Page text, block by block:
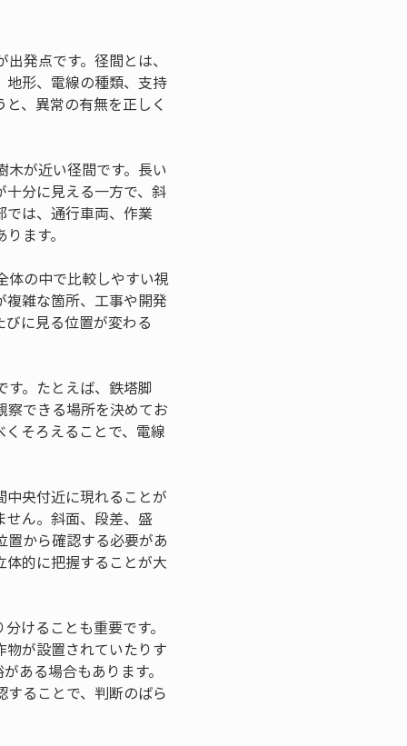
発点です。径間とは、
地形、電線の種類、支持
、異常の有無を正しく
が近い径間です。長い
分に見える一方で、斜
は、通行車両、作業
ます。
体の中で比較しやすい視
雑な箇所、工事や開発
に見る位置が変わる
。たとえば、鉄塔脚
察できる場所を決めてお
そろえることで、電線
央付近に現れることが
ん。斜面、段差、盛
から確認する必要があ
的に把握することが大
けることも重要です。
が設置されていたりす
ある場合もあります。
ることで、判断のばら